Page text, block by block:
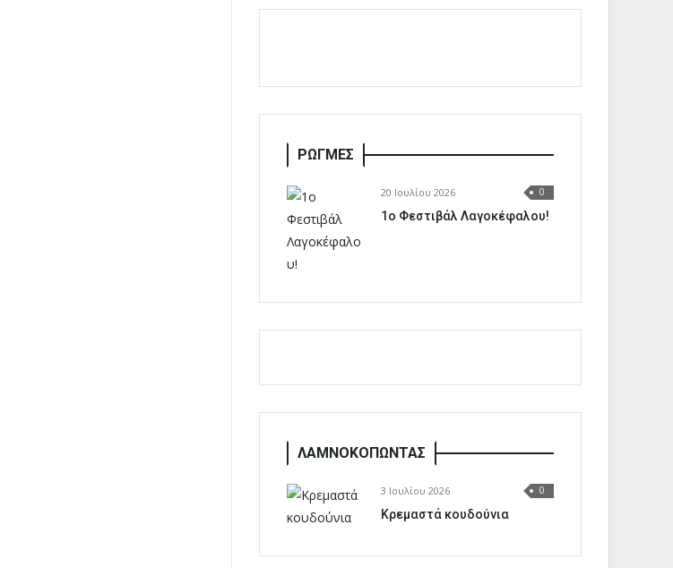
ΡΩΓΜΕΣ
20 Ιουλίου 2026 0
1o Φεστιβάλ Λαγοκέφαλου!
ΛΑΜΝΟΚΟΠΩΝΤΑΣ
3 Ιουλίου 2026 0
Κρεμαστά κουδούνια